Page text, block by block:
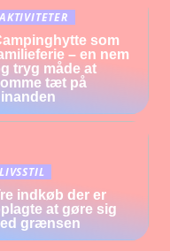
AKTIVITETER
som
– en nem
tryg måde at
tæt på
LIVSSTIL
indkøb der er
at gøre sig
grænsen